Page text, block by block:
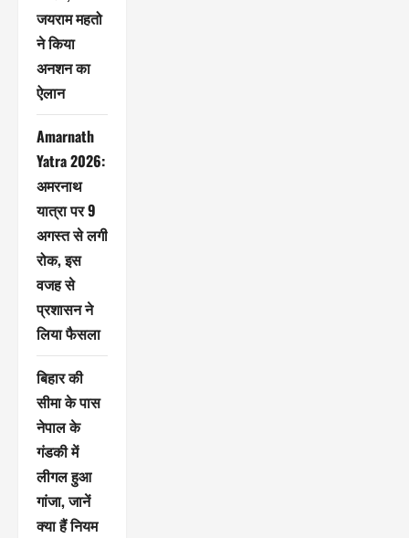
जयराम महतो
ने किया
अनशन का
ऐलान
Amarnath
Yatra 2026:
अमरनाथ
यात्रा पर 9
अगस्त से लगी
रोक, इस
वजह से
प्रशासन ने
लिया फैसला
बिहार की
सीमा के पास
नेपाल के
गंडकी में
लीगल हुआ
गांजा, जानें
क्या हैं नियम